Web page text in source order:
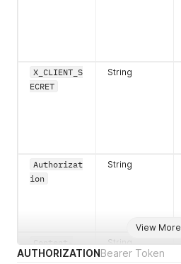
View More
X_CLIENT_S
ECRET
String
Authorizat
ion
String
Content-
Type
String
AUTHORIZATIONBearer Token